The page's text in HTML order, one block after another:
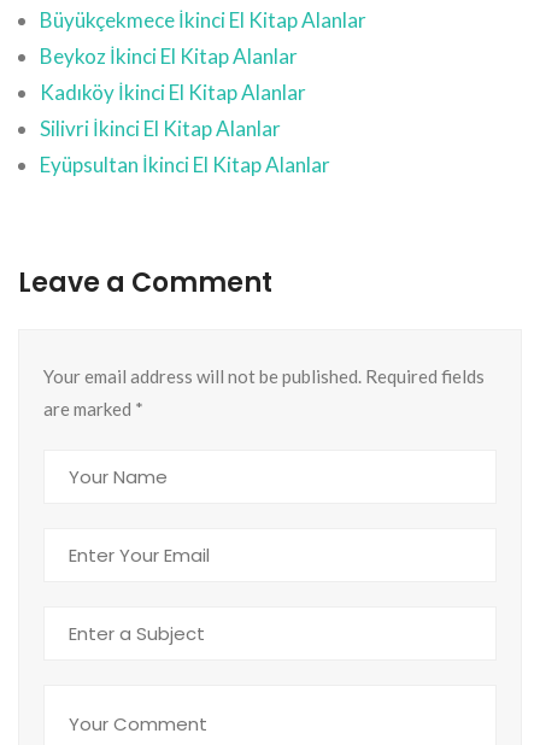
Büyükçekmece İkinci El Kitap Alanlar
Beykoz İkinci El Kitap Alanlar
Kadıköy İkinci El Kitap Alanlar
Silivri İkinci El Kitap Alanlar
Eyüpsultan İkinci El Kitap Alanlar
Leave a Comment
Your email address will not be published. Required fields
are marked *